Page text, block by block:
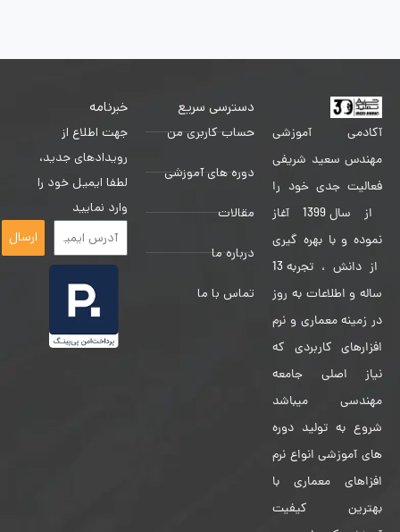
آکادمی آموزشی
مهندس سعید شریفی
فعالیت جدی خود را
از سال 1399 آغاز
نموده و با بهره گیری
از دانش ، تجربه 13
ساله و اطلاعات به روز
در زمینه معماری و نرم
افزارهای کاربردی که
نیاز اصلی جامعه
مهندسی میباشد
شروع به تولید دوره
های آموزشی انواع نرم
افزاهای معماری با
بهترین کیفیت
دسترسی سریع
حساب کاربری من
دوره های آموزشی
مقالات
درباره ما
تماس با ما
خبرنامه
جهت اطلاع از
رویدادهای جدید،
لطفا ایمیل خود را
وارد نمایید
ارسال